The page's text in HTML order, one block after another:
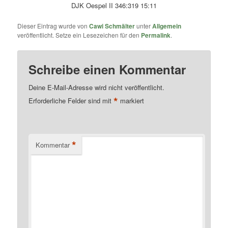
DJK Oespel II 346:319 15:11
Dieser Eintrag wurde vonCawi SchmälterunterAllgemein
veröffentlicht. Setze ein Lesezeichen für den Permalink.
Schreibe einen Kommentar
Deine E-Mail-Adresse wird nicht veröffentlicht.
Erforderliche Felder sind mit* markiert
Kommentar *